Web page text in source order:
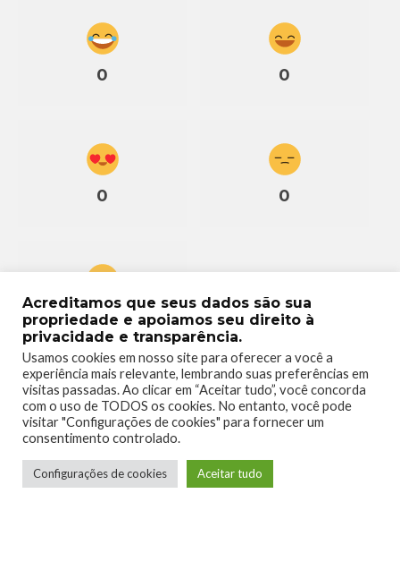
0 0
0 0
0
Acreditamos que seus dados são sua
propriedade e apoiamos seu direito à
privacidade e transparência.
Usamos cookies em nosso site para oferecer a você a
experiência mais relevante, lembrando suas preferências em
visitas passadas. Ao clicar em “Aceitar tudo”, você concorda
com o uso de TODOS os cookies. No entanto, você pode
visitar "Configurações de cookies" para fornecer um
consentimento controlado.
Configurações de cookies Aceitar tudo